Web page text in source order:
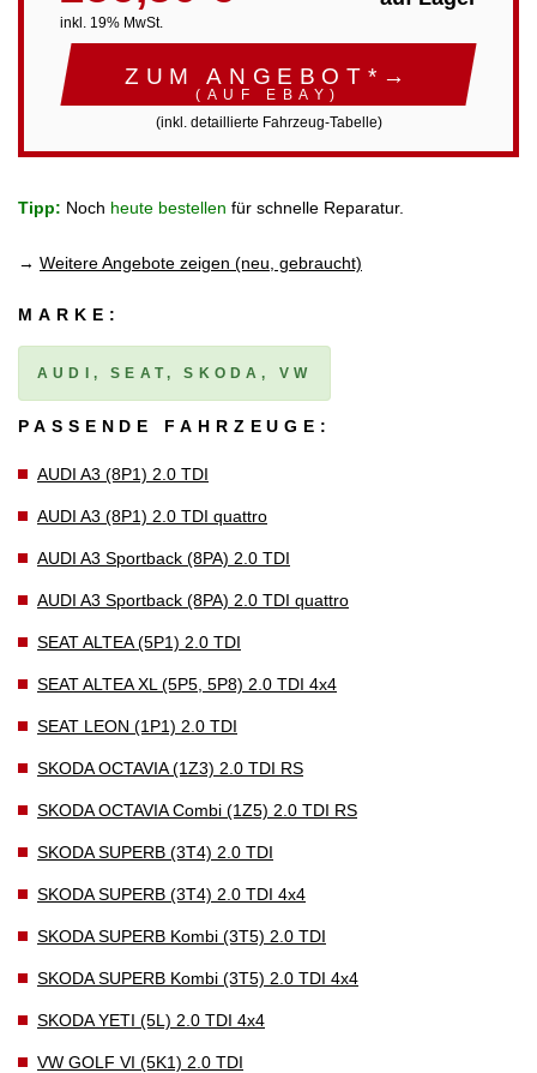
inkl. 19% MwSt.
ZUM ANGEBOT*→
(AUF EBAY)
(inkl. detaillierte Fahrzeug-Tabelle)
Tipp: Noch heute bestellen für schnelle Reparatur.
→ Weitere Angebote zeigen (neu, gebraucht)
MARKE:
AUDI, SEAT, SKODA, VW
PASSENDE FAHRZEUGE:
AUDI A3 (8P1) 2.0 TDI
AUDI A3 (8P1) 2.0 TDI quattro
AUDI A3 Sportback (8PA) 2.0 TDI
AUDI A3 Sportback (8PA) 2.0 TDI quattro
SEAT ALTEA (5P1) 2.0 TDI
SEAT ALTEA XL (5P5, 5P8) 2.0 TDI 4x4
SEAT LEON (1P1) 2.0 TDI
SKODA OCTAVIA (1Z3) 2.0 TDI RS
SKODA OCTAVIA Combi (1Z5) 2.0 TDI RS
SKODA SUPERB (3T4) 2.0 TDI
SKODA SUPERB (3T4) 2.0 TDI 4x4
SKODA SUPERB Kombi (3T5) 2.0 TDI
SKODA SUPERB Kombi (3T5) 2.0 TDI 4x4
SKODA YETI (5L) 2.0 TDI 4x4
VW GOLF VI (5K1) 2.0 TDI